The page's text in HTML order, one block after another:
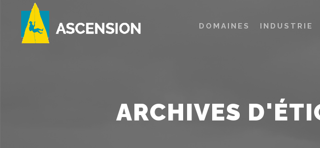
DOMAINES INDUSTRIE
ARCHIVES